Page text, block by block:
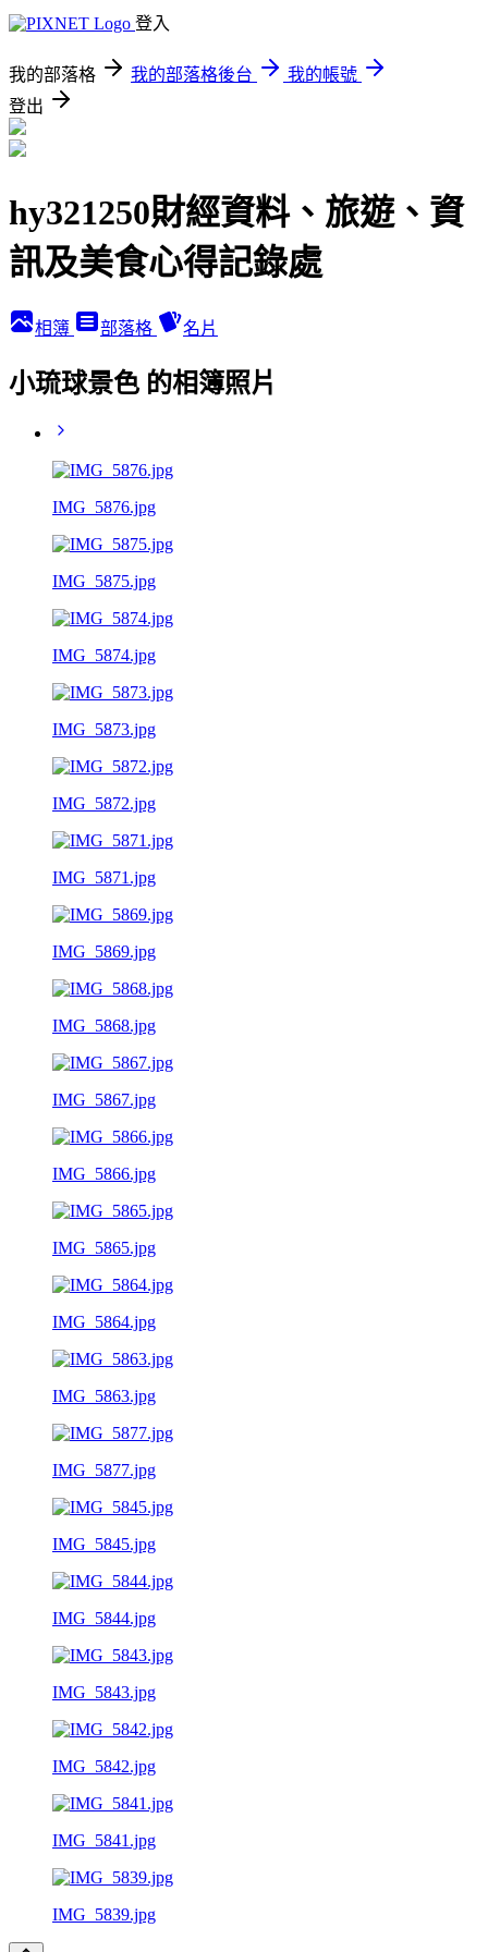
登入
我的部落格 我的部落格後台
我的帳號
登出
hy321250財經資料、旅遊、資
訊及美食心得記錄處
相簿 部落格 名片
小琉球景色 的相簿照片
IMG_5876.jpg
IMG_5875.jpg
IMG_5874.jpg
IMG_5873.jpg
IMG_5872.jpg
IMG_5871.jpg
IMG_5869.jpg
IMG_5868.jpg
IMG_5867.jpg
IMG_5866.jpg
IMG_5865.jpg
IMG_5864.jpg
IMG_5863.jpg
IMG_5877.jpg
IMG_5845.jpg
IMG_5844.jpg
IMG_5843.jpg
IMG_5842.jpg
IMG_5841.jpg
IMG_5839.jpg